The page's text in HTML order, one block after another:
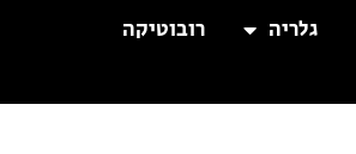
גלריה
רובוטיקה